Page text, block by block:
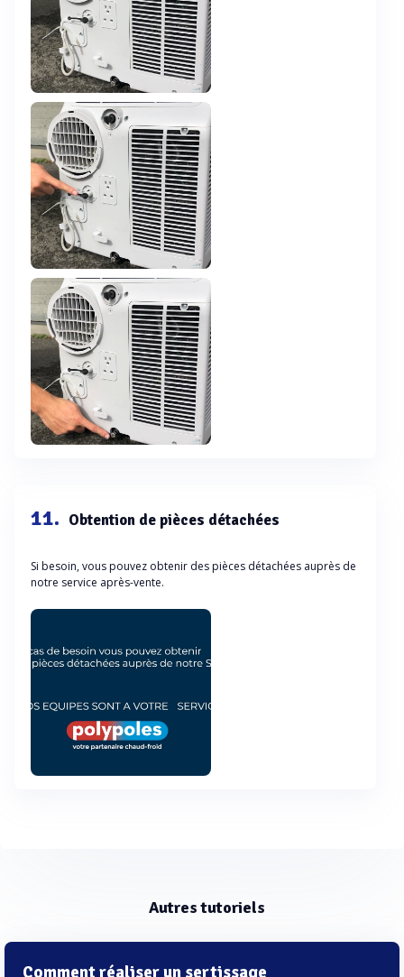
11. Obtention de pièces détachées
Si besoin, vous pouvez obtenir des pièces détachées auprès de
notre service après-vente.
Autres tutoriels